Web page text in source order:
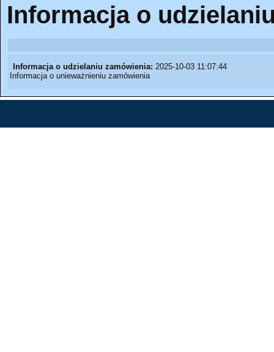
Informacja o
Informacja o udzielaniu zamówienia: 2025-10-03 11:07:44
Informacja o unieważnieniu zamówienia